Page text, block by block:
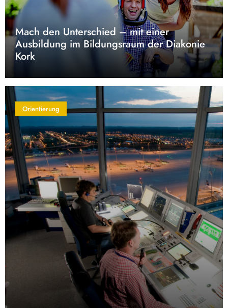
Mach den Unterschied – mit einer
Ausbildung im Bildungsraum der Diakonie
Kork
Orientierung